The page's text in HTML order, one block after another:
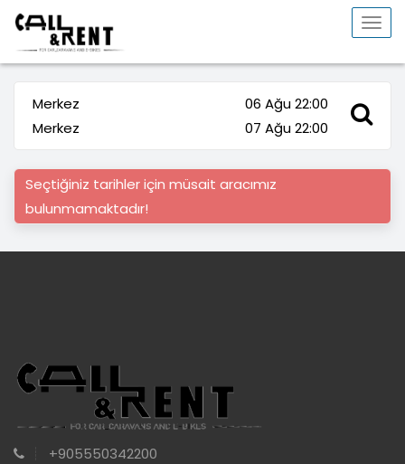
Merkez
06 Ağu 22:00
Merkez
07 Ağu 22:00
Seçtiğiniz tarihler için müsait aracımız
bulunmamaktadır!
+905550342200